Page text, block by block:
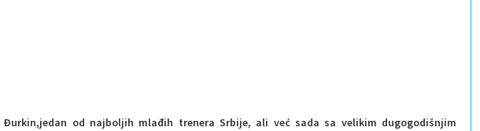
Đurkin,jedan od najboljih mlađih trenera Srbije, ali već sada sa velikim dugogodišnjim